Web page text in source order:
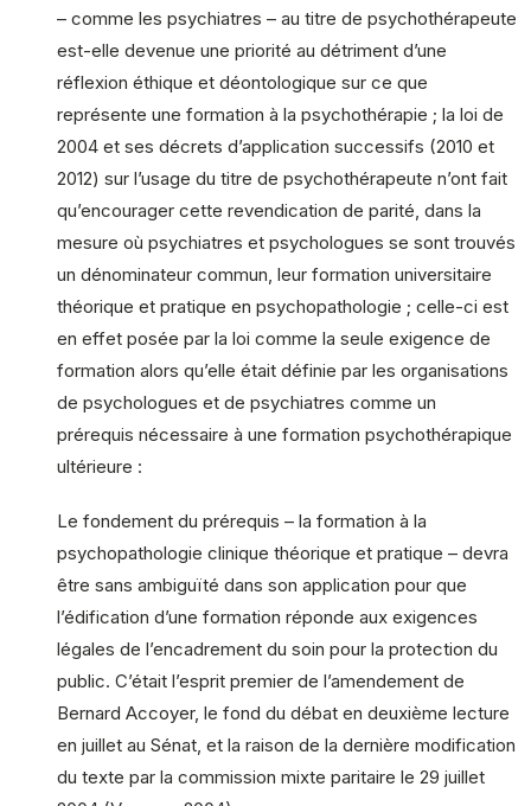
– comme les psychiatres – au titre de psychothérapeute
est-elle devenue une priorité au détriment d’une
réflexion éthique et déontologique sur ce que
représente une formation à la psychothérapie ; la loi de
2004 et ses décrets d’application successifs (2010 et
2012) sur l’usage du titre de psychothérapeute n’ont fait
qu’encourager cette revendication de parité, dans la
mesure où psychiatres et psychologues se sont trouvés
un dénominateur commun, leur formation universitaire
théorique et pratique en psychopathologie ; celle-ci est
en effet posée par la loi comme la seule exigence de
formation alors qu’elle était définie par les organisations
de psychologues et de psychiatres comme un
prérequis nécessaire à une formation psychothérapique
ultérieure :
Le fondement du prérequis – la formation à la
psychopathologie clinique théorique et pratique – devra
être sans ambiguïté dans son application pour que
l’édification d’une formation réponde aux exigences
légales de l’encadrement du soin pour la protection du
public. C’était l’esprit premier de l’amendement de
Bernard Accoyer, le fond du débat en deuxième lecture
en juillet au Sénat, et la raison de la dernière modification
du texte par la commission mixte paritaire le 29 juillet